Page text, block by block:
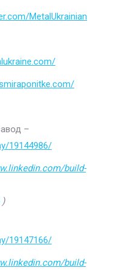
MetalUkrainian
–
19144986/
build-
)
19147166/
build-